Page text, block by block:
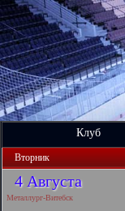
Клуб
Вторник
4 Августа
Металлург-Витебск